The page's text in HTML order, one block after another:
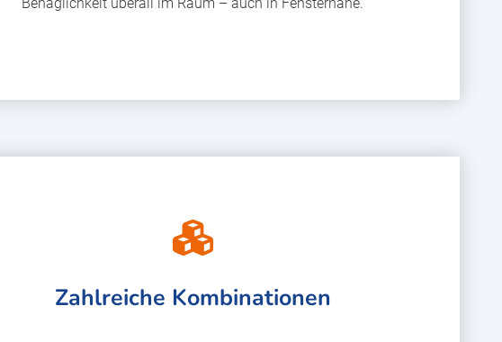
Behaglichkeit überall im Raum – auch in Fensternähe.
Zahlreiche Kombinationen